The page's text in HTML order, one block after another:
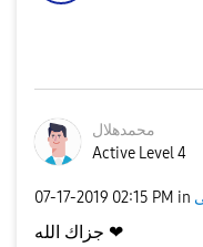
محمدهلال
Active Level 4
‎07-17-2019 02:15 PM in
جزاك الله ❤